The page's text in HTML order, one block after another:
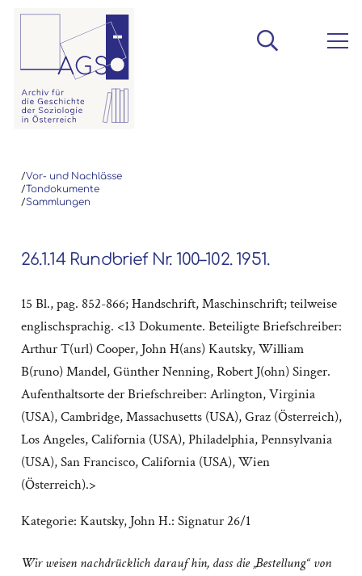
/Vor- und Nachlässe
/Tondokumente
/Sammlungen
26.1.14 Rundbrief Nr. 100–102. 1951.
15 Bl., pag. 852-866; Handschrift, Maschinschrift; teilweise
englischsprachig. <13 Dokumente. Beteiligte Briefschreiber:
Arthur T(url) Cooper, John H(ans) Kautsky, William
B(runo) Mandel, Günther Nenning, Robert J(ohn) Singer.
Aufenthaltsorte der Briefschreiber: Arlington, Virginia
(USA), Cambridge, Massachusetts (USA), Graz (Österreich),
Los Angeles, California (USA), Philadelphia, Pennsylvania
(USA), San Francisco, California (USA), Wien
(Österreich).>
Kategorie: Kautsky, John H.: Signatur 26/1
Wir weisen nachdrücklich darauf hin, dass die „Bestellung“ von